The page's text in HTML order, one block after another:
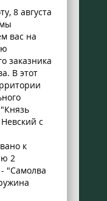
8 августа
вас на
заказника
В этот
с
к
2
"Самолва